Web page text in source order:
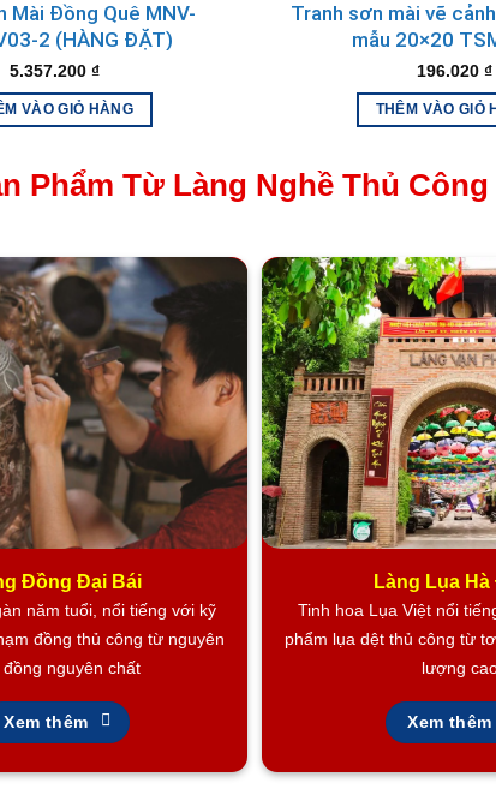
Mài Đồng Quê MNV-
2 (HÀNG ĐẶT)
5.357.200 ₫
VÀO GIỎ HÀNG
Tranh sơn mài vẽ
mẫu 20×20
196.020₫
THÊM VÀO GIỎ
Phẩm Từ Làng Nghề Thủ
Đồng Đại Bái
năm tuổi, nổi tiếng với kỹ
đồng thủ công từ nguyên
đồng nguyên chất
Xem thêm
Làng Lụa
Tinh hoa Lụa Việt nổi
phẩm lụa dệt thủ công từ
lượng
Xem thêm